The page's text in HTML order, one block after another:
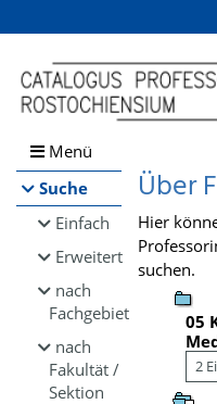
Browsen
direkt zum Inhalt
Menü
Suche
Einfach
Erweitert
nach
Fachgebiet
nach
Fakultät /
Sektion
Über
Hier
suchen.
05
2